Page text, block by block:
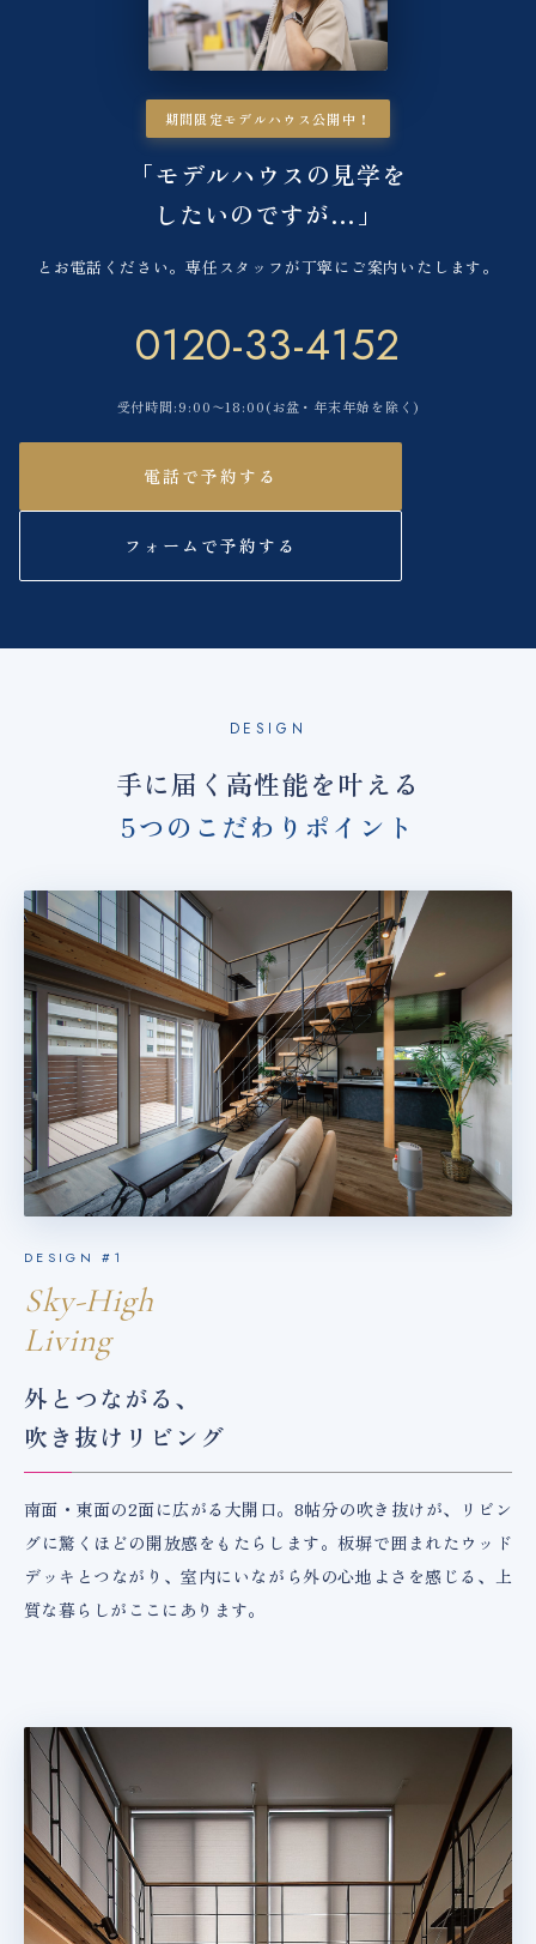
期間限定モデルハウス公開中！
「モデルハウスの見学を
したいのですが…」
とお電話ください。専任スタッフが丁寧にご案内いたします。
0120-33-4152
受付時間:9:00〜18:00(お盆・年末年始を除く)
電話で予約する
フォームで予約する
DESIGN
手に届く高性能を叶える
5つのこだわりポイント
DESIGN #1
Sky-High
Living
外とつながる、
吹き抜けリビング
南面・東面の2面に広がる大開口。8帖分の吹き抜けが、リビン
グに驚くほどの開放感をもたらします。板塀で囲まれたウッド
デッキとつながり、室内にいながら外の心地よさを感じる、上
質な暮らしがここにあります。